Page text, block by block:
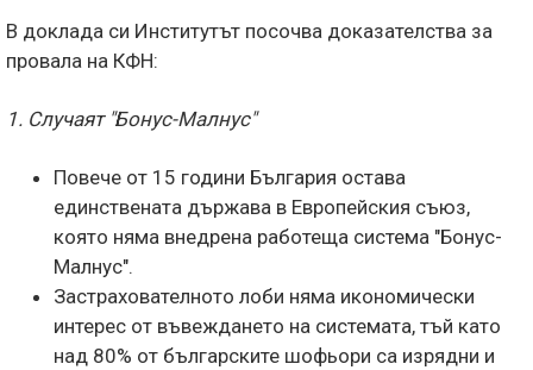
В доклада си Институтът посочва доказателства за
провала на КФН:
1. Случаят "Бонус-Малнус"
Повече от 15 години България остава
единствената държава в Европейския съюз,
която няма внедрена работеща система "Бонус-
Малнус".
Застрахователното лоби няма икономически
интерес от въвеждането на системата, тъй като
над 80% от българските шофьори са изрядни и